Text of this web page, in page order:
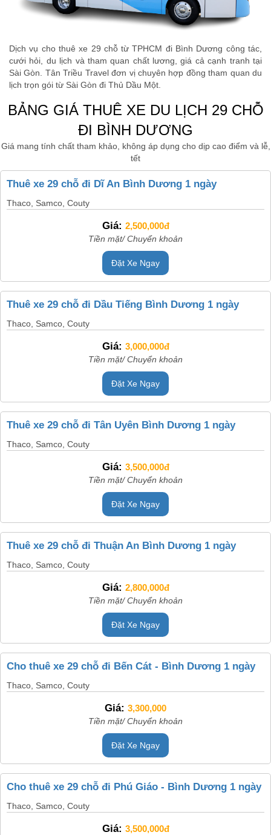
Dịch vụ cho thuê xe 29 chỗ từ TPHCM đi Bình Dương công tác,
cưới hỏi, du lịch và tham quan chất lương, giá cả cạnh tranh tại
Sài Gòn. Tân Triều Travel đơn vị chuyên hợp đồng tham quan du
lịch trọn gói từ Sài Gòn đi Thủ Dầu Một.
BẢNG GIÁ THUÊ XE DU LỊCH 29 CHỖ
ĐI BÌNH DƯƠNG
Giá mang tính chất tham khảo, không áp dụng cho dịp cao điểm và lễ,
tết
Thuê xe 29 chỗ đi Dĩ An Bình Dương 1 ngày
Thaco, Samco, Couty
Giá: 2,500,000đ
Tiền mặt/ Chuyển khoản
Đặt Xe Ngay
Thuê xe 29 chỗ đi Dầu Tiếng Bình Dương 1 ngày
Thaco, Samco, Couty
Giá: 3,000,000đ
Tiền mặt/ Chuyển khoản
Đặt Xe Ngay
Thuê xe 29 chỗ đi Tân Uyên Bình Dương 1 ngày
Thaco, Samco, Couty
Giá: 3,500,000đ
Tiền mặt/ Chuyển khoản
Đặt Xe Ngay
Thuê xe 29 chỗ đi Thuận An Bình Dương 1 ngày
Thaco, Samco, Couty
Giá: 2,800,000đ
Tiền mặt/ Chuyển khoản
Đặt Xe Ngay
Cho thuê xe 29 chỗ đi Bến Cát - Bình Dương 1 ngày
Thaco, Samco, Couty
Giá: 3,300,000
Tiền mặt/ Chuyển khoản
Đặt Xe Ngay
Cho thuê xe 29 chỗ đi Phú Giáo - Bình Dương 1 ngày
Thaco, Samco, Couty
Giá: 3,500,000đ